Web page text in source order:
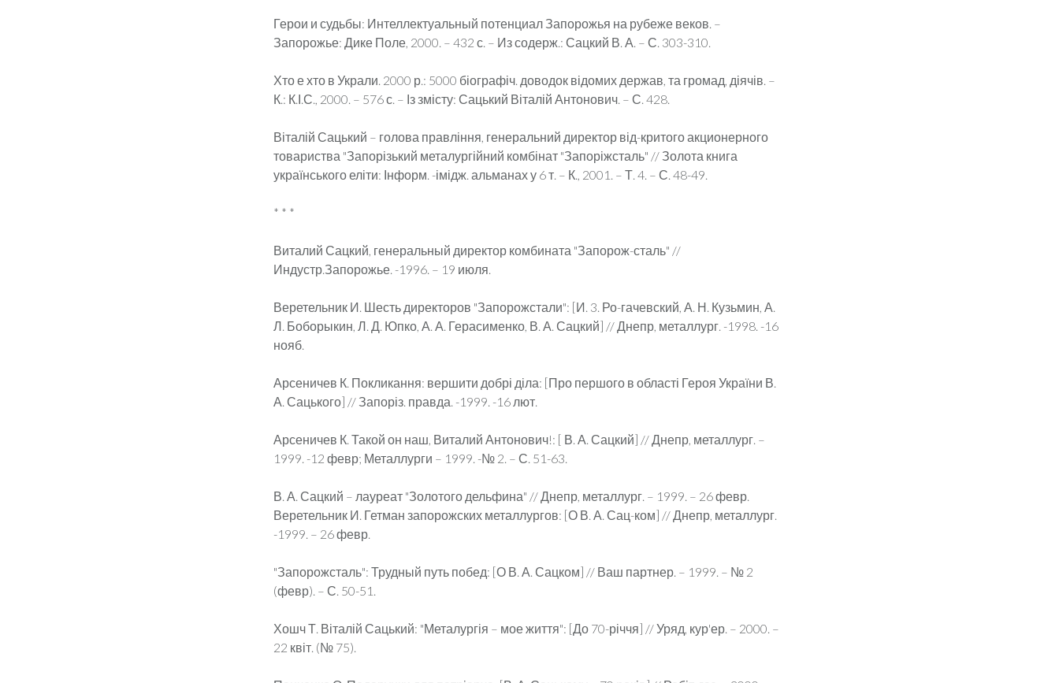
Герои и судьбы: Интеллектуальный потенциал Запорожья на рубеже веков. –
Запорожье: Дике Поле, 2000. – 432 с. – Из содерж.: Сацкий В. А. – С. 303-310.
Хто е хто в Украли. 2000 р.: 5000 біографіч. доводок відомих держав, та громад, діячів. –
К.: К.І.С., 2000. – 576 с. – Із змісту: Сацький Віталій Антонович. – С. 428.
Віталій Сацький – голова правління, генеральний директор від-критого акционерного
товариства "Запорізький металургійний комбінат "Запоріжсталь" // Золота книга
українського еліти: Інформ. -імідж. альманах у 6 т. – К., 2001. – Т. 4. – С. 48-49.
* * *
Виталий Сацкий, генеральный директор комбината "Запорож-сталь" //
Индустр.Запорожье. -1996. – 19 июля.
Веретельник И. Шесть директоров "Запорожстали": [И. 3. Ро-гачевский, А. Н. Кузьмин, А.
Л. Боборыкин, Л. Д. Юпко, А. А. Герасименко, В. А. Сацкий] // Днепр, металлург. -1998. -16
нояб.
Арсеничев К. Покликання: вершити добрі діла: [Про першого в області Героя України В.
А. Сацького] // Запоріз. правда. -1999. -16 лют.
Арсеничев К. Такой он наш, Виталий Антонович!: [ В. А. Сацкий] // Днепр, металлург. –
1999. -12 февр; Металлурги – 1999. -№ 2. – С. 51-63.
В. А. Сацкий – лауреат "Золотого дельфина" // Днепр, металлург. – 1999. – 26 февр.
Веретельник И. Гетман запорожских металлургов: [О В. А. Сац-ком] // Днепр, металлург.
-1999. – 26 февр.
"Запорожсталь": Трудный путь побед: [О В. А. Сацком] // Ваш партнер. – 1999. – № 2
(февр). – С. 50-51.
Хошч Т. Віталій Сацький: "Металургія – мое життя": [До 70-річчя] // Уряд, кур'ер. – 2000. –
22 квіт. (№ 75).